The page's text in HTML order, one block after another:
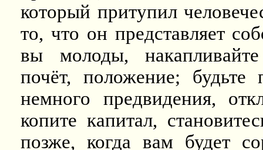
который притупил
то, что он представляет
вы молоды, накапливайте
почёт, положение; будьте
немного предвидения,
копите капитал,
позже, когда вам будет